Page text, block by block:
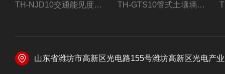
TH-NJD10交通能见度监测站 TH-GTS10管式土壤墒情自动监测仪
山东省潍坊市高新区光电路155号潍坊高新区光电产业加速器